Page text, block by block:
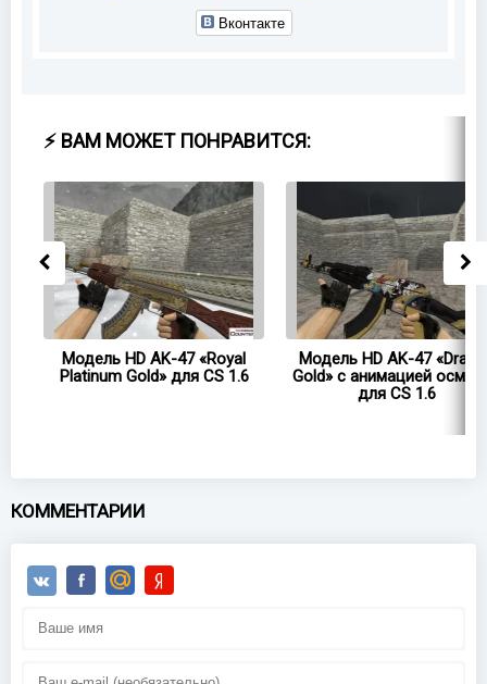
Вконтакте
⚡ ВАМ МОЖЕТ ПОНРАВИТСЯ:
Модель HD AK-47 «Royal
Platinum Gold» для CS 1.6
Модель HD AK-47
Gold» с анимацией
для CS 1.6
КОММЕНТАРИИ